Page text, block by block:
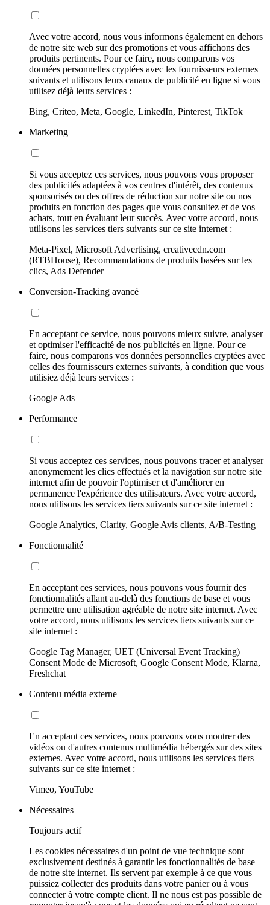
Avec votre accord, nous vous informons également en dehors
de notre site web sur des promotions et vous affichons des
produits pertinents. Pour ce faire, nous comparons vos
données personnelles cryptées avec les fournisseurs externes
suivants et utilisons leurs canaux de publicité en ligne si vous
utilisez déjà leurs services :
Bing, Criteo, Meta, Google, LinkedIn, Pinterest, TikTok
Marketing
Si vous acceptez ces services, nous pouvons vous proposer
des publicités adaptées à vos centres d'intérêt, des contenus
sponsorisés ou des offres de réduction sur notre site ou nos
produits en fonction des pages que vous consultez et de vos
achats, tout en évaluant leur succès. Avec votre accord, nous
utilisons les services tiers suivants sur ce site internet :
Meta-Pixel, Microsoft Advertising, creativecdn.com
(RTBHouse), Recommandations de produits basées sur les
clics, Ads Defender
Conversion-Tracking avancé
En acceptant ce service, nous pouvons mieux suivre, analyser
et optimiser l'efficacité de nos publicités en ligne. Pour ce
faire, nous comparons vos données personnelles cryptées avec
celles des fournisseurs externes suivants, à condition que vous
utilisiez déjà leurs services :
Google Ads
Performance
Si vous acceptez ces services, nous pouvons tracer et analyser
anonymement les clics effectués et la navigation sur notre site
internet afin de pouvoir l'optimiser et d'améliorer en
permanence l'expérience des utilisateurs. Avec votre accord,
nous utilisons les services tiers suivants sur ce site internet :
Google Analytics, Clarity, Google Avis clients, A/B-Testing
Fonctionnalité
En acceptant ces services, nous pouvons vous fournir des
fonctionnalités allant au-delà des fonctions de base et vous
permettre une utilisation agréable de notre site internet. Avec
votre accord, nous utilisons les services tiers suivants sur ce
site internet :
Google Tag Manager, UET (Universal Event Tracking)
Consent Mode de Microsoft, Google Consent Mode, Klarna,
Freshchat
Contenu média externe
En acceptant ces services, nous pouvons vous montrer des
vidéos ou d'autres contenus multimédia hébergés sur des sites
externes. Avec votre accord, nous utilisons les services tiers
suivants sur ce site internet :
Vimeo, YouTube
Nécessaires
Toujours actif
Les cookies nécessaires d'un point de vue technique sont
exclusivement destinés à garantir les fonctionnalités de base
de notre site internet. Ils servent par exemple à ce que vous
puissiez collecter des produits dans votre panier ou à vous
connecter à votre compte client. Il ne nous est pas possible de